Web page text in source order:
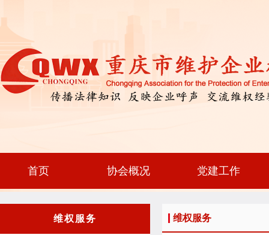
首页 协会概况 党建工作
维权服务 维权服务